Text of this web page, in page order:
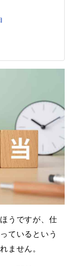
うですが、仕
ているという
ません。